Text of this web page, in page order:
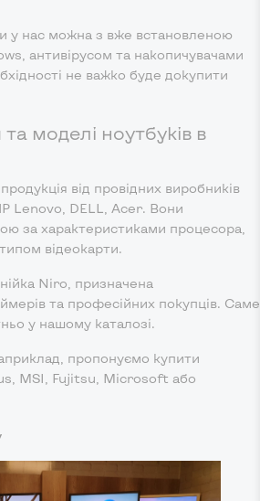
у нас можна з вже встановленою
антивірусом та накопичувачами
не важко буде докупити
моделі ноутбуків в
від провідних виробників
Lenovo, DELL, Acer. Вони
за характеристиками процесора,
відеокарти.
Niro, призначена
та професійних покупців. Саме
у нашому каталозі.
пропонуємо купити
MSI, Fujitsu, Microsoft або